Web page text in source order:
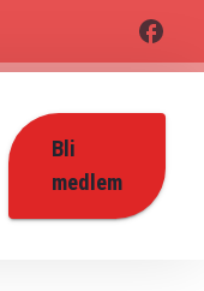
Bli
medlem